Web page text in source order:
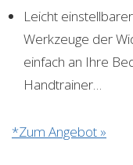
Leicht
Werkzeuge der
einfach an Ihre
Handtrainer…
*Zum Angebot »